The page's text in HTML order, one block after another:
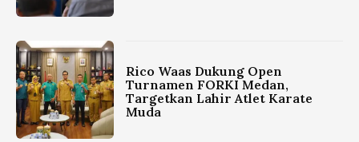
Rico Waas Dukung Open
Turnamen FORKI Medan,
Targetkan Lahir Atlet Karate
Muda